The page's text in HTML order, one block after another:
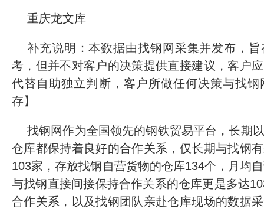
重庆龙文库
补充说明：本数据由找钢网采集并发布，
考，但并不对客户的决策提供直接建议，客户
代替自助独立判断，客户所做任何决策与找
存】
找钢网作为全国领先的钢铁贸易平台，长期
仓库都保持着良好的合作关系，仅长期与找钢
103家，存放找钢自营货物的仓库134个，月均
与找钢直接间接保持合作关系的仓库更是多达
合作关系，以及找钢团队亲赴仓库现场的数据